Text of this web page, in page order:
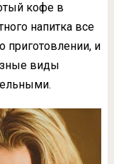
кофе в
напитка все
приготовлении, и
виды